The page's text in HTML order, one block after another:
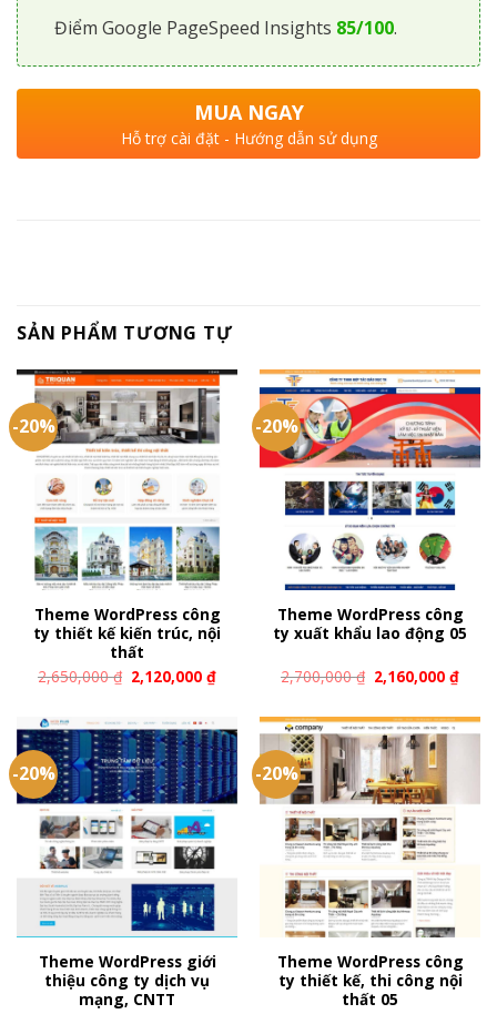
Điểm Google PageSpeed Insights 85/100.
MUA NGAY
Hỗ trợ cài đặt - Hướng dẫn sử dụng
SẢN PHẨM TƯƠNG TỰ
-20%
Theme WordPress công
ty thiết kế kiến trúc, nội
thất
2,650,000₫ 2,120,000₫
-20%
Theme WordPress công
ty xuất khẩu lao động 05
2,700,000₫ 2,160,000₫
-20%
Theme WordPress giới
thiệu công ty dịch vụ
mạng, CNTT
-20%
Theme WordPress công
ty thiết kế, thi công nội
thất 05